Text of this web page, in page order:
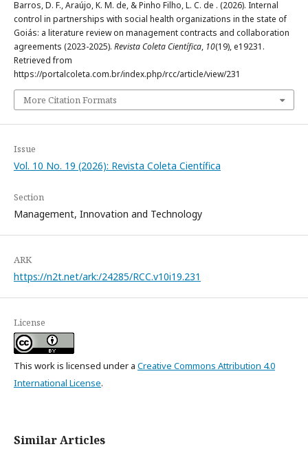
Barros, D. F., Araújo, K. M. de, & Pinho Filho, L. C. de . (2026). Internal
control in partnerships with social health organizations in the state of
Goiás: a literature review on management contracts and collaboration
agreements (2023-2025). Revista Coleta Científica, 10(19), e19231.
Retrieved from
https://portalcoleta.com.br/index.php/rcc/article/view/231
More Citation Formats
Issue
Vol. 10 No. 19 (2026): Revista Coleta Científica
Section
Management, Innovation and Technology
ARK
https://n2t.net/ark:/24285/RCC.v10i19.231
License
This work is licensed under a Creative Commons Attribution 4.0
International License.
Similar Articles